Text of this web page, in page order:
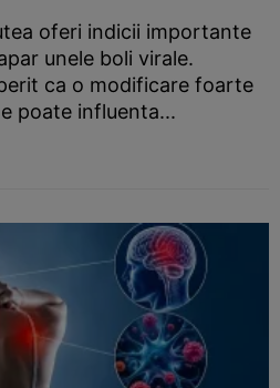
oferi indicii importante
unele boli virale.
ca o modificare foarte
poate influenta...